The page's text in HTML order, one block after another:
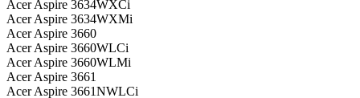
Acer Aspire 3634WXCi
Acer Aspire 3634WXMi
Acer Aspire 3660
Acer Aspire 3660WLCi
Acer Aspire 3660WLMi
Acer Aspire 3661
Acer Aspire 3661NWLCi